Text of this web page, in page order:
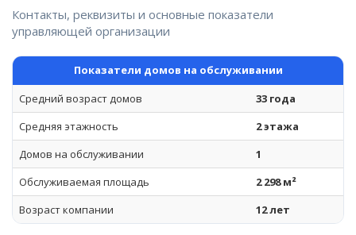
Контакты, реквизиты и основные показатели
управляющей организации
Показатели домов на обслуживании
Средний возраст домов
33 года
Средняя этажность
2 этажа
Домов на обслуживании
1
Обслуживаемая площадь
2 298 м²
Возраст компании
12 лет